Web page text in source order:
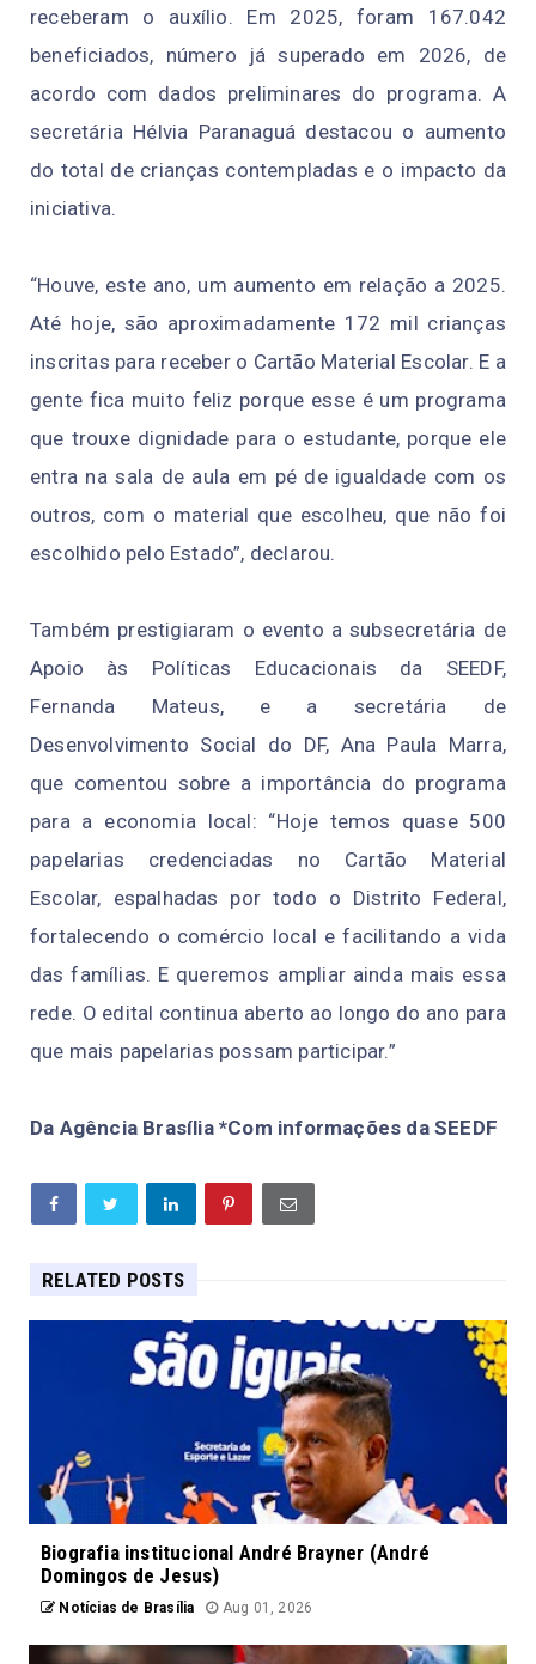
receberam o auxílio. Em 2025, foram 167.042
beneficiados, número já superado em 2026, de
acordo com dados preliminares do programa. A
secretária Hélvia Paranaguá destacou o aumento
do total de crianças contempladas e o impacto da
iniciativa.
“Houve, este ano, um aumento em relação a 2025.
Até hoje, são aproximadamente 172 mil crianças
inscritas para receber o Cartão Material Escolar. E a
gente fica muito feliz porque esse é um programa
que trouxe dignidade para o estudante, porque ele
entra na sala de aula em pé de igualdade com os
outros, com o material que escolheu, que não foi
escolhido pelo Estado”, declarou.
Também prestigiaram o evento a subsecretária de
Apoio às Políticas Educacionais da SEEDF,
Fernanda Mateus, e a secretária de
Desenvolvimento Social do DF, Ana Paula Marra,
que comentou sobre a importância do programa
para a economia local: “Hoje temos quase 500
papelarias credenciadas no Cartão Material
Escolar, espalhadas por todo o Distrito Federal,
fortalecendo o comércio local e facilitando a vida
das famílias. E queremos ampliar ainda mais essa
rede. O edital continua aberto ao longo do ano para
que mais papelarias possam participar.”
Da Agência Brasília *Com informações da SEEDF
RELATED POSTS
Biografia institucional André Brayner (André
Domingos de Jesus)
Notícias de Brasília Aug 01, 2026